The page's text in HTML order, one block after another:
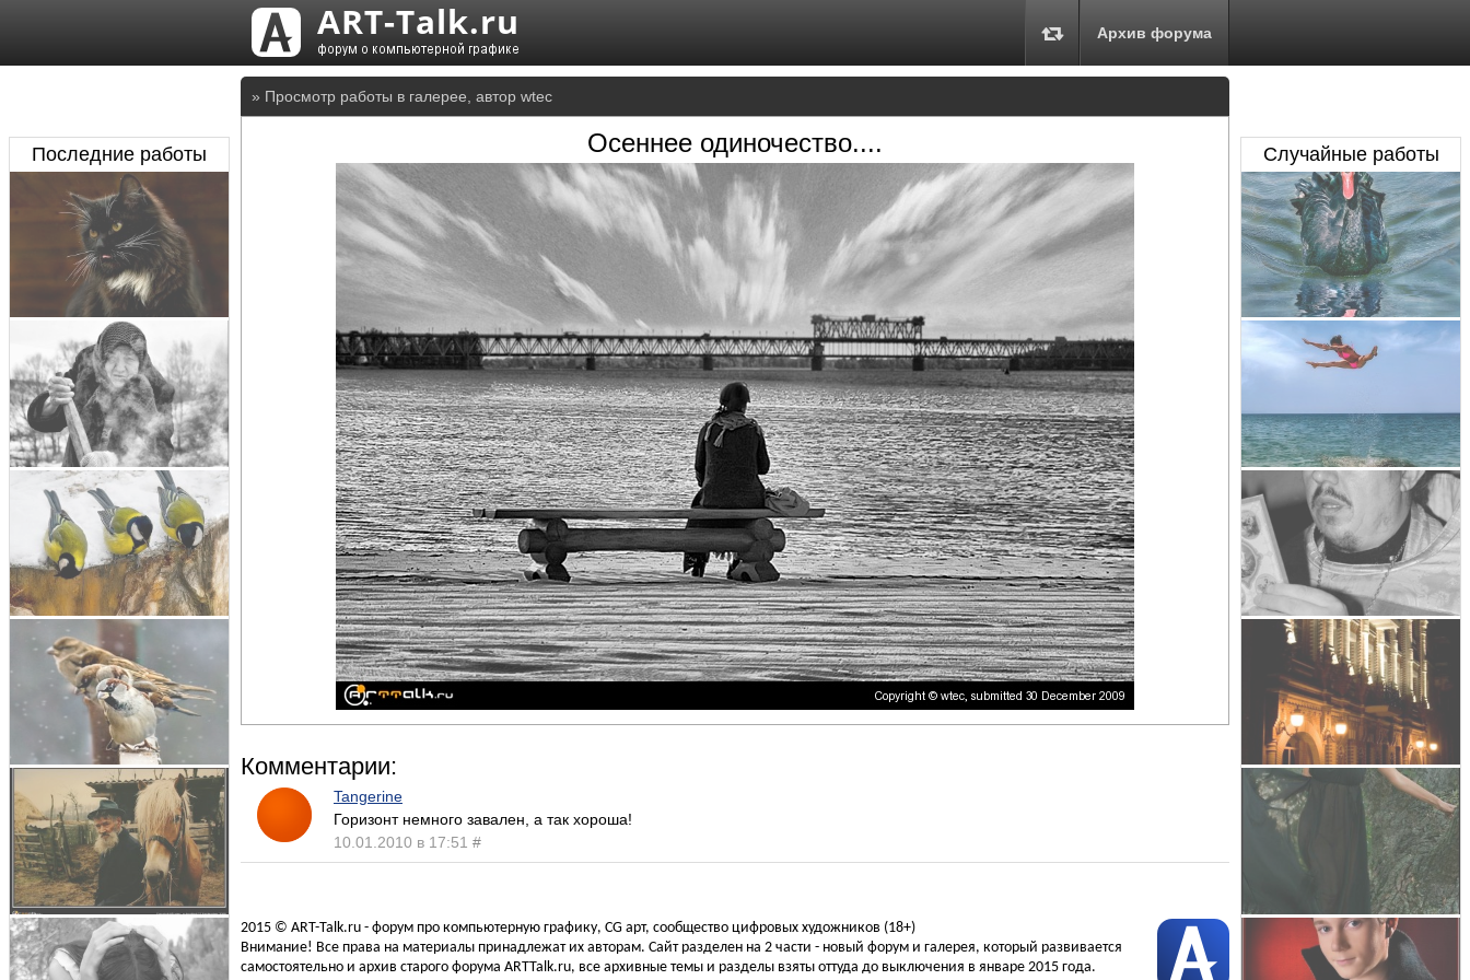
Архив форума
» Просмотр работы в галерее, автор wtec
Осеннее одиночество....
Комментарии:
Tangerine
Горизонт немного завален, а так хороша!
10.01.2010 в 17:51 #
Последние работы Случайные работы
2015 © ART-Talk.ru - форум про компьютерную графику, CG арт, сообщество цифровых художников (18+)
Внимание! Все права на материалы принадлежат их авторам. Сайт разделен на 2 части - новый форум и галерея, который развивается
самостоятельно и архив старого форума ARTTalk.ru, все архивные темы и разделы взяты оттуда до выключения в январе 2015 года.